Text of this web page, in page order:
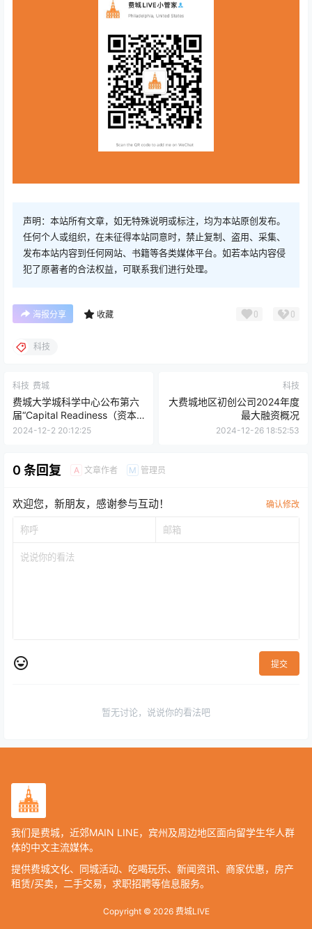
声明：本站所有文章，如无特殊说明或标注，均为本站原创发布。
任何个人或组织，在未征得本站同意时，禁止复制、盗用、采集、
发布本站内容到任何网站、书籍等各类媒体平台。如若本站内容侵
犯了原著者的合法权益，可联系我们进行处理。
海报分享 收藏 0 0
科技
科技 费城
费城大学城科学中心公布第六
届“Capital Readiness（资本
准备）”计划中的4家本地公司
2024-12-2 20:12:25
科技
大费城地区初创公司2024年度
最大融资概况
2024-12-26 18:52:53
0 条回复 A 文章作者 M 管理员
欢迎您，新朋友，感谢参与互动！ 确认修改
提交
暂无讨论，说说你的看法吧
我们是费城，近郊MAIN LINE，宾州及周边地区面向留学生华人群
体的中文主流媒体。
提供费城文化、同城活动、吃喝玩乐、新闻资讯、商家优惠，房产
租赁/买卖，二手交易，求职招聘等信息服务。
Copyright © 2026费城LIVE